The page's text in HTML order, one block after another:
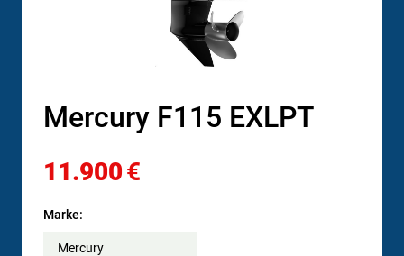
Mercury F115 EXLPT
11.900€
Marke:
Mercury